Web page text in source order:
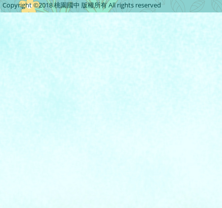
Copyright ©2018 桃園國中 版權所有 All rights reserved